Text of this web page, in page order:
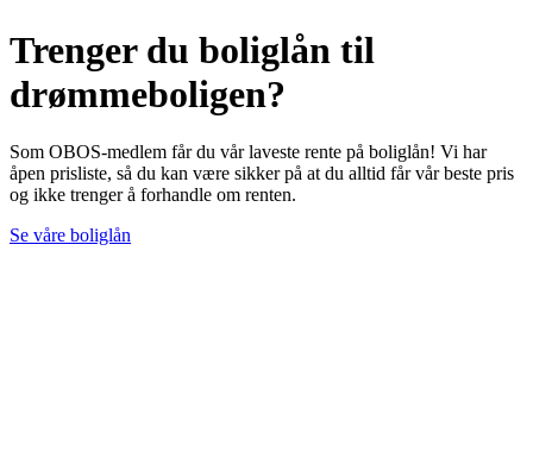
Trenger du boliglån til
drømmeboligen?
Som OBOS-medlem får du vår laveste rente på boliglån! Vi har
åpen prisliste, så du kan være sikker på at du alltid får vår beste pris
og ikke trenger å forhandle om renten.
Se våre boliglån